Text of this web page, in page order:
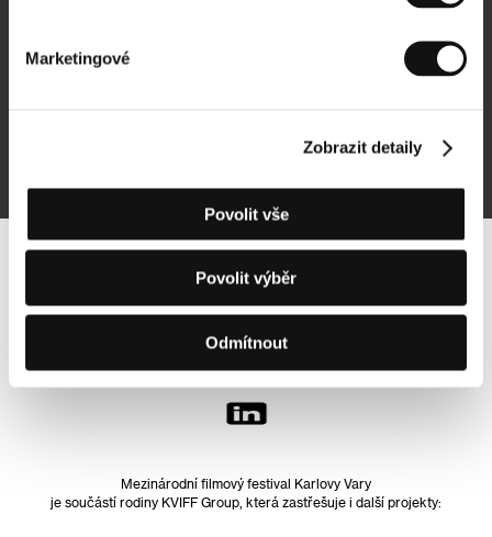
Marketingové
Zobrazit detaily
Povolit vše
Povolit výběr
Odmítnout
Sledujte nás na síti:
Mezinárodní filmový festival Karlovy Vary
je součástí rodiny KVIFF Group, která zastřešuje i další projekty: